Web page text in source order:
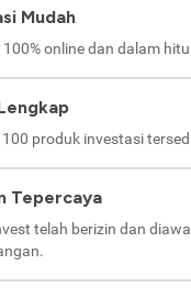
Mudah
100% online dan dalam
produk investasi
Tepercaya
telah berizin dan